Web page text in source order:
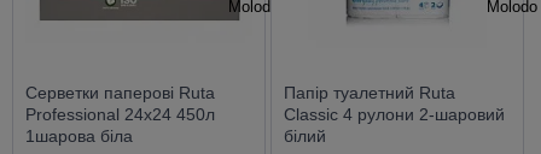
Серветки паперові Ruta
Professional 24х24 450л
1шарова біла
Папір туалетний Ruta
Classic 4 рулони 2-шаровий
білий